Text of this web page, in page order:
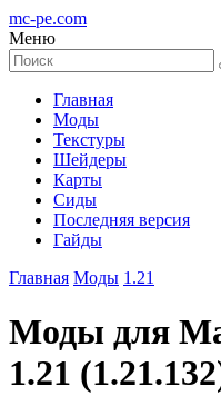
mc-pe.com
Меню
Главная
Моды
Текстуры
Шейдеры
Карты
Сиды
Последняя версия
Гайды
Главная Моды 1.21
Моды для
1.21